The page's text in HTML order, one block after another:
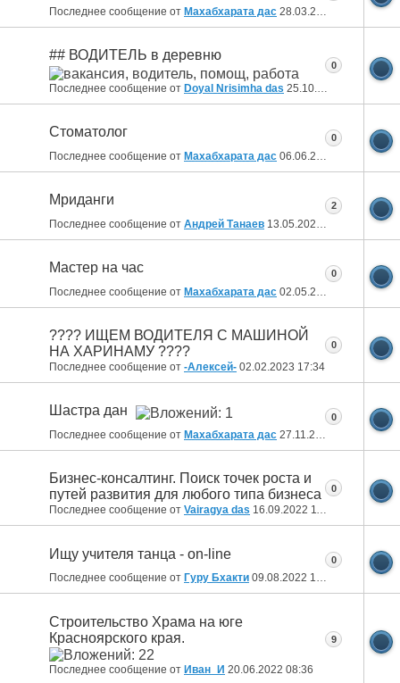
Последнее сообщение от Махабхарата дас 28.03.2024
## ВОДИТЕЛЬ в деревню
Последнее сообщение от Doyal Nrisimha das 25.10.2023
0
Стоматолог
Последнее сообщение от Махабхарата дас 06.06.2023
0
Мриданги
Последнее сообщение от Андрей Танаев 13.05.2023 18:56
2
Мастер на час
Последнее сообщение от Махабхарата дас 02.05.2023
0
???? ИЩЕМ ВОДИТЕЛЯ С МАШИНОЙ
НА ХАРИНАМУ ????
Последнее сообщение от -Алексей- 02.02.2023 17:34
0
Шастра дан
Последнее сообщение от Махабхарата дас 27.11.2022
0
Бизнес-консалтинг. Поиск точек роста и
путей развития для любого типа бизнеса
Последнее сообщение от Vairagya das 16.09.2022 11:51
0
Ищу учителя танца - on-line
Последнее сообщение от Гуру Бхакти 09.08.2022 19:43
0
Cтроительство Храма на юге
Красноярского края.
Последнее сообщение от Иван_И 20.06.2022 08:36
9